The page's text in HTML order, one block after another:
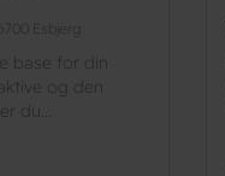
Esbjerg
base for din
og den
du...